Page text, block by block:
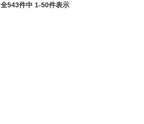
全543件中 1-50件表示